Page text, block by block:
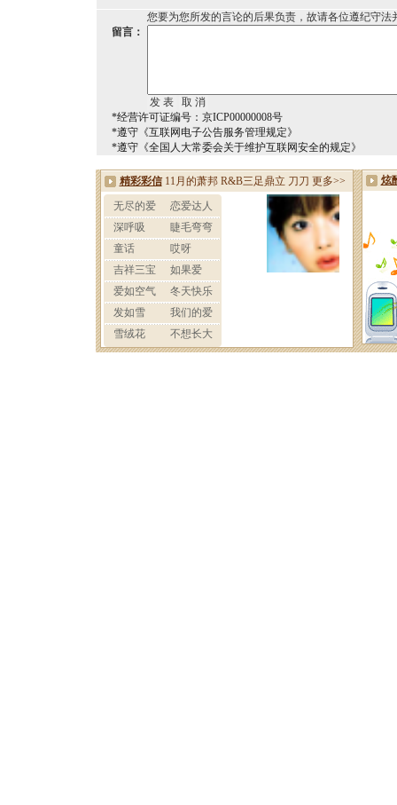
您要为您所发的言论的后果负责，故请各位遵纪守法
留言：
*经营许可证编号：京ICP00000008号
*遵守《互联网电子公告服务管理规定》
*遵守《全国人大常委会关于维护互联网安全的规定》